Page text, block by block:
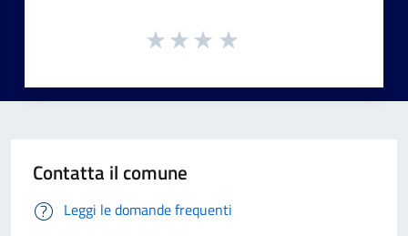
Contatta il comune
Leggi le domande frequenti